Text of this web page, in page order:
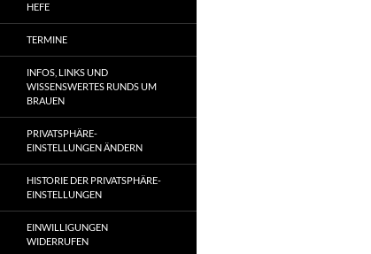
HEFE
TERMINE
INFOS, LINKS UND
WISSENSWERTES RUNDS UM
BRAUEN
PRIVATSPHÄRE-
EINSTELLUNGEN ÄNDERN
HISTORIE DER PRIVATSPHÄRE-
EINSTELLUNGEN
EINWILLIGUNGEN
WIDERRUFEN